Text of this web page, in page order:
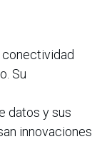
conectividad
Su
datos y sus
innovaciones